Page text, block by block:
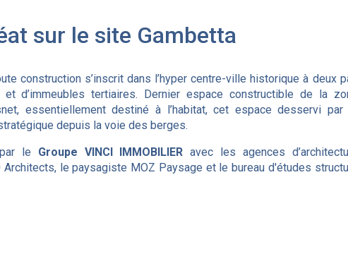
sur le site Gambetta
construction s’inscrit dans l’hyper centre-ville historique à deux
d’immeubles tertiaires. Dernier espace constructible de la
essentiellement destiné à l’habitat, cet espace desservi par
depuis la voie des berges.
le Groupe VINCI IMMOBILIERavec les agences
Architects, le paysagiste MOZ Paysage et le bureau d'études